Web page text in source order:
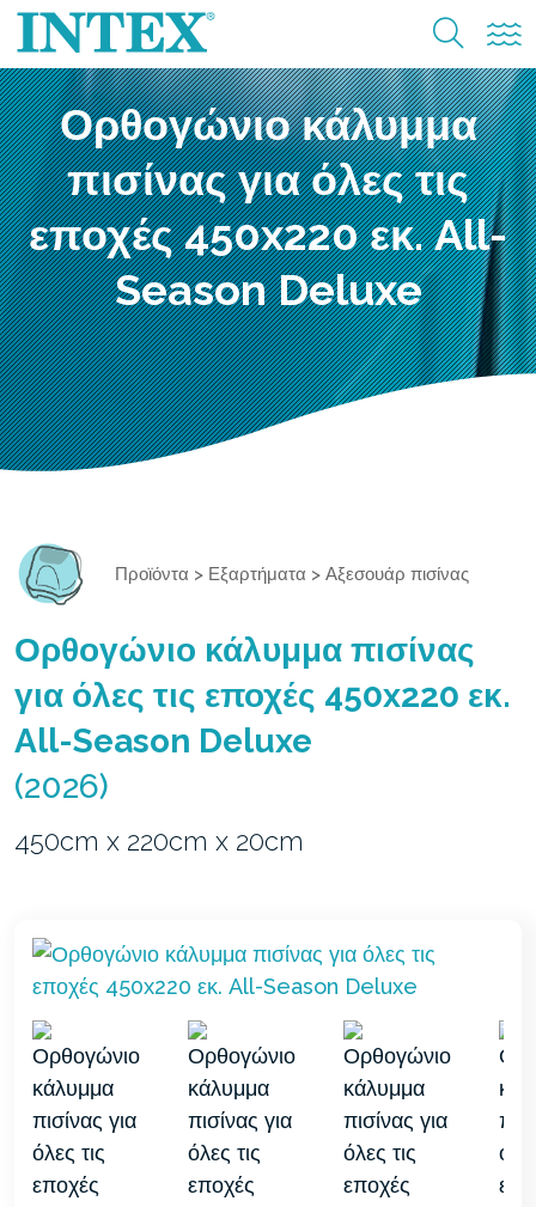
Ορθογώνιο κάλυμμα
πισίνας για όλες τις
εποχές 450x220 εκ. All-
Season Deluxe
Προϊόντα > Εξαρτήματα > Αξεσουάρ πισίνας
Ορθογώνιο κάλυμμα πισίνας
για όλες τις εποχές 450x220 εκ.
All-Season Deluxe
(2026)
450cm x 220cm x 20cm